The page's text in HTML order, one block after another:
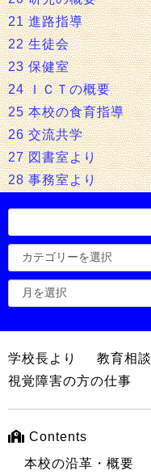
21 進路指導
22 生徒会
23 保健室
24 ＩＣＴの概要
25 本校の食育指導
26 交流共学
27 図書室より
28 事務室より
学校長より 教育相談
視覚障害の方の仕事
Contents
本校の沿革・概要